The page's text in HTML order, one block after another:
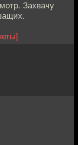
Захвачу